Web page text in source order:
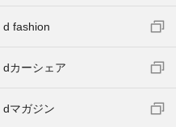
d fashion
dカーシェア
dマガジン